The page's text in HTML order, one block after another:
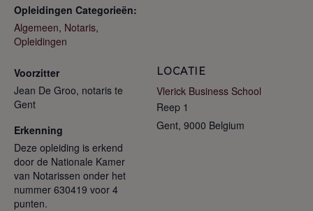
Opleidingen Categorieën:
Algemeen, Notaris,
Opleidingen
LOCATIE
Vlerick Business School
Reep 1
Gent, 9000 Belgium
Voorzitter
Jean De Groo, notaris te
Gent
Erkenning
Deze opleiding is erkend
door de Nationale Kamer
van Notarissen onder het
nummer 630419 voor 4
punten.